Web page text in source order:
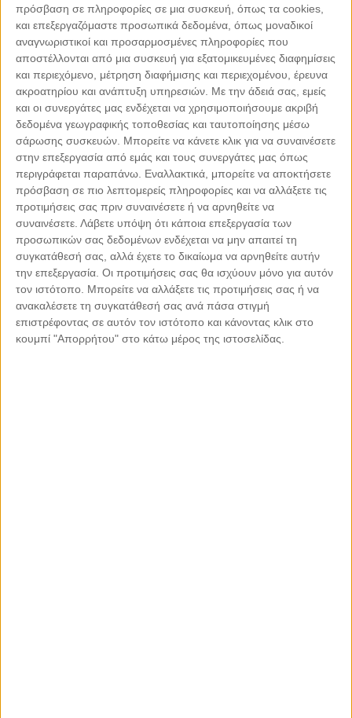
πρόσβαση σε πληροφορίες σε μια συσκευή, όπως τα cookies,
και επεξεργαζόμαστε προσωπικά δεδομένα, όπως μοναδικοί
αναγνωριστικοί και προσαρμοσμένες πληροφορίες που
αποστέλλονται από μια συσκευή για εξατομικευμένες διαφημίσεις
και περιεχόμενο, μέτρηση διαφήμισης και περιεχομένου, έρευνα
ακροατηρίου και ανάπτυξη υπηρεσιών. Με την άδειά σας, εμείς
και οι συνεργάτες μας ενδέχεται να χρησιμοποιήσουμε ακριβή
δεδομένα γεωγραφικής τοποθεσίας και ταυτοποίησης μέσω
σάρωσης συσκευών. Μπορείτε να κάνετε κλικ για να συναινέσετε
στην επεξεργασία από εμάς και τους συνεργάτες μας όπως
περιγράφεται παραπάνω. Εναλλακτικά, μπορείτε να αποκτήσετε
πρόσβαση σε πιο λεπτομερείς πληροφορίες και να αλλάξετε τις
προτιμήσεις σας πριν συναινέσετε ή να αρνηθείτε να
συναινέσετε. Λάβετε υπόψη ότι κάποια επεξεργασία των
προσωπικών σας δεδομένων ενδέχεται να μην απαιτεί τη
συγκατάθεσή σας, αλλά έχετε το δικαίωμα να αρνηθείτε αυτήν
την επεξεργασία. Οι προτιμήσεις σας θα ισχύουν μόνο για αυτόν
τον ιστότοπο. Μπορείτε να αλλάξετε τις προτιμήσεις σας ή να
ανακαλέσετε τη συγκατάθεσή σας ανά πάσα στιγμή
επιστρέφοντας σε αυτόν τον ιστότοπο και κάνοντας κλικ στο
κουμπί "Απορρήτου" στο κάτω μέρος της ιστοσελίδας.
Leaflet| ©OpenStreetMap contributors
ΜΕ ΤΗΝ ΥΠΟΣΤΗΡΙΞΗ